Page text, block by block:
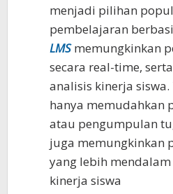
menjadi pilihan
pembelajaran
LMS memungkinkan
secara real-time,
analisis kinerja
hanya memudahkan
atau pengumpulan
juga memungkinkan
yang lebih
kinerja siswa